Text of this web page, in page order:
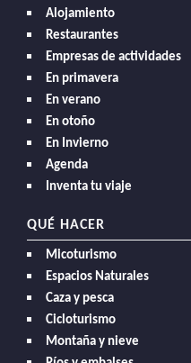
Alojamiento
Restaurantes
Empresas de actividades
En primavera
En verano
En otoño
En Invierno
Agenda
Inventa tu viaje
QUÉ HACER
Micoturismo
Espacios Naturales
Caza y pesca
Cicloturismo
Montaña y nieve